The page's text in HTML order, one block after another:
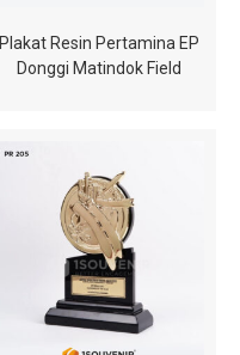
Plakat Resin Pertamina EP
Donggi Matindok Field